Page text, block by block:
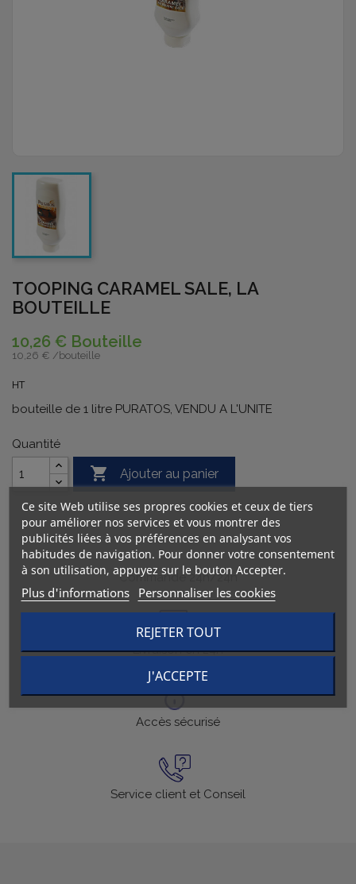
TOOPING CARAMEL SALE, LA
BOUTEILLE
10,26 € Bouteille
10,26 € /bouteille
HT
bouteille de 1 litre PURATOS, VENDU A L'UNITE
Quantité
 Ajouter au panier
Commande 24h/24h
Livraison en 24h
Accès sécurisé
Service client et Conseil
Ce site Web utilise ses propres cookies et ceux de tiers
pour améliorer nos services et vous montrer des
publicités liées à vos préférences en analysant vos
habitudes de navigation. Pour donner votre consentement
à son utilisation, appuyez sur le bouton Accepter.
Plus d'informations Personnaliser les cookies
REJETER TOUT
J'ACCEPTE